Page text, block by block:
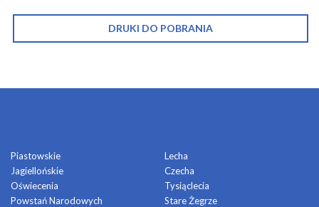
DRUKI DO POBRANIA
Piastowskie
Jagiellońskie
Oświecenia
Powstań Narodowych
Lecha
Czecha
Tysiąclecia
Stare Żegrze